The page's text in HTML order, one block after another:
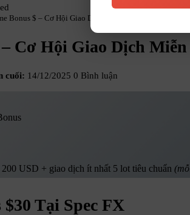
Bonus $ – Cơ Hội Giao Dịch Miễn Phí Tại Spec FX
– Cơ Hội Giao Dịch
cuối: 14/12/2025 0 Bình luận
USD + giao dịch ít nhất 5 lot tiêu chuẩn
$30 Tại Spec FX